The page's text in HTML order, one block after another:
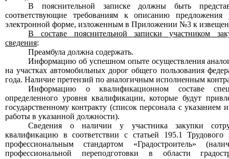
В пояснительной записке должны быть
соответствующие требованиям к описанию предложения
электронной форме, изложенным в Приложении №3 к
В составе пояснительной записки участником
сведения:
Преамбула должна содержать.
Информацию об успешном опыте осуществления
на участках автомобильных дорог общего пользования
года. Наличие претензий по аналогичным исполненным
Информацию о квалификационном составе
определенного уровня квалификации, которые будут
государственному контракту (список персонала с
работы в указанной должности).
Сведения о наличии у участника закупки
квалификацию в соответствии с статьей 195.1
профессиональным стандартом «Градостроитель»
профессиональной переподготовки в области